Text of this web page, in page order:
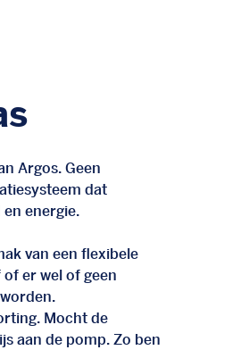
Argos. Geen
dat
energie.
van een flexibele
er wel of geen
Mocht de
aan de pomp. Zo ben